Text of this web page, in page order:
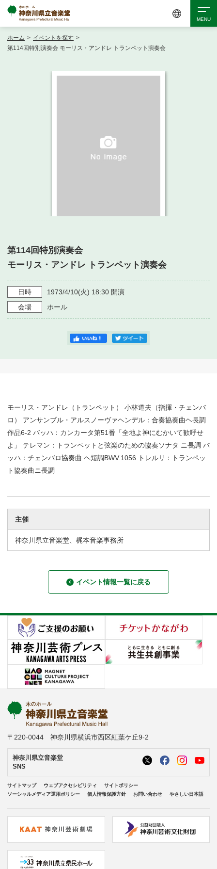
・ フロアマップ
・ よくある質問
・ 空き状況
・ 利用料金
・ 音楽堂のご案内
・ フロアマップ
・ 芸術参与
神奈川県立音楽堂
SNS
ホーム > イベントを探す >
第114回特別演奏会 モーリス・アンドレ トランペット演奏会
第114回特別演奏会
モーリス・アンドレ トランペット演奏会
日時 1973/4/10(火) 18:30 開演
会場
ホール
モーリス・アンドレ（トランペット） 小林道夫（指揮・チェンバ
ロ） アンサンブル・アルスノーヴァヘンデル：合奏協奏曲ヘ長調
作品6-2 バッハ：カンカータ第51番「全地よ神にむかいて歓呼せ
よ」 テレマン：トランペットと弦楽のための協奏ソナタ ニ長調 バ
ッハ：チェンバロ協奏曲 ヘ短調BWV.1056 トレルリ：トランペッ
ト協奏曲ニ長調
主催
神奈川県立音楽堂、梶本音楽事務所
イベント情報一覧に戻る
〒220-0044 神奈川県横浜市西区紅葉ケ丘9-2
神奈川県立音楽堂
SNS
サイトマップ ウェブアクセシビリティ
サイトポリシー
ソーシャルメディア運用ポリシー
個人情報保護方針 お問い合わせ やさしい日本語